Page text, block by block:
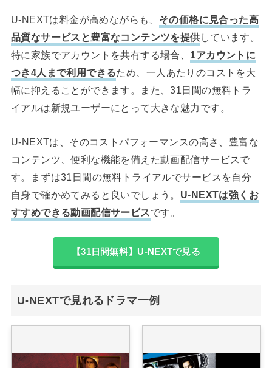
U-NEXTは料金が高めながらも、 その価格に見合った高
品質なサービスと豊富なコンテンツを提供 しています。
特に家族でアカウントを共有する場合、 1アカウントに
つき4人まで利用できるため、一人あたりのコストを大
幅に抑えることができます。また、31日間の無料トラ
イアルは新規ユーザーにとって大きな魅力です。
U-NEXTは、そのコストパフォーマンスの高さ、豊富な
コンテンツ、便利な機能を備えた動画配信サービスで
す。まずは31日間の無料トライアルでサービスを自分
自身で確かめてみると良いでしょう。 U-NEXTは強くお
すすめできる動画配信サービスです。
【31日間無料】U-NEXTで見る
U-NEXTで見れるドラマ一例